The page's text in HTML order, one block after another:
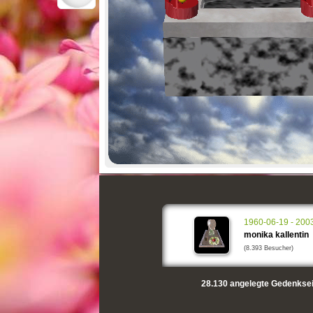
1960-06-19 -
monika kallentin
(8.393 Besucher)
28.130angelegte